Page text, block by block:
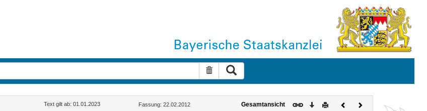
Suche zurücksetzen
Text gilt ab: 01.01.2023 Fassung: 22.02.2012 Gesamtansicht Download
DruckenVorherigesNächstes